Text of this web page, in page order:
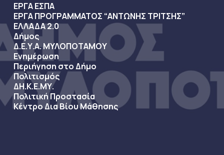
ΕΡΓΑ ΕΣΠΑ
ΕΡΓΑ ΠΡΟΓΡΑΜΜΑΤΟΣ “ΑΝΤΩΝΗΣ ΤΡΙΤΣΗΣ”
ΕΛΛΑΔΑ 2.0
Δήμος
Δ.Ε.Υ.Α. ΜΥΛΟΠΟΤΑΜΟΥ
Ενημέρωση
Περιήγηση στο Δήμο
Πολιτισμός
ΔΗ.Κ.Ε.ΜΥ.
Πολιτική Προστασία
Κέντρο Δια Βίου Μάθησης